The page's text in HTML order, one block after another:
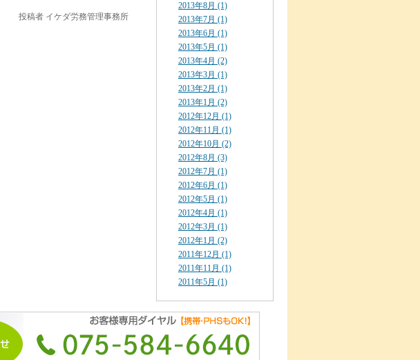
投稿者 イケダ労務管理事務所
2013年8月 (1)
2013年7月 (1)
2013年6月 (1)
2013年5月 (1)
2013年4月 (2)
2013年3月 (1)
2013年2月 (1)
2013年1月 (2)
2012年12月 (1)
2012年11月 (1)
2012年10月 (2)
2012年8月 (3)
2012年7月 (1)
2012年6月 (1)
2012年5月 (1)
2012年4月 (1)
2012年3月 (1)
2012年1月 (2)
2011年12月 (1)
2011年11月 (1)
2011年5月 (1)